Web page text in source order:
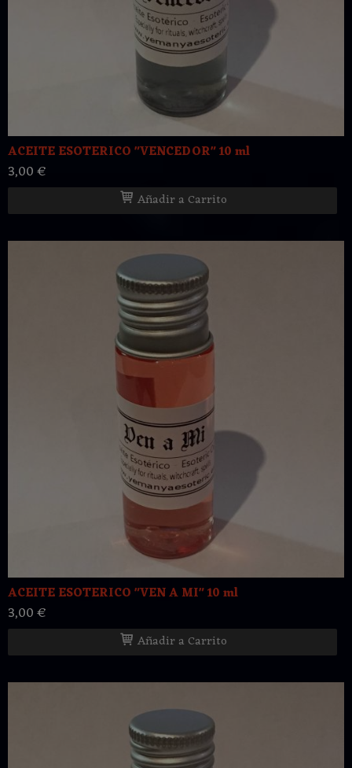
ACEITE ESOTERICO "VENCEDOR" 10 ml
3,00 €
Añadir a Carrito
ACEITE ESOTERICO "VEN A MI" 10 ml
3,00 €
Añadir a Carrito